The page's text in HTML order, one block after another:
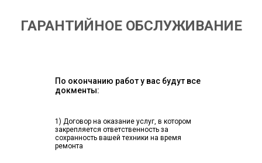
ГАРАНТИЙНОЕ ОБСЛУЖИВАНИЕ
По окончанию работ у вас будут все
докменты:
1) Договор на оказание услуг, в котором
закрепляется ответственность за
сохранность вашей техники на время
ремонта